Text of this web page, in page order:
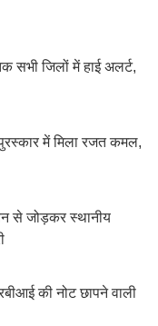
सभी जिलों में हाई अलर्ट,
पुरस्कार में मिला रजत कमल,
से जोड़कर स्थानीय
की नोट छापने वाली